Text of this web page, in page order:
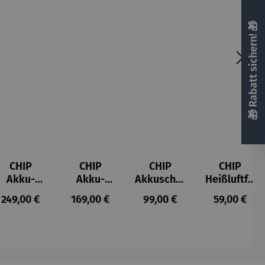
CHIP
Akku-
Staubsau
ger
Regulärer Preis:
249,00 €
CHIP
Akku-
Staubsau
ger DS02
Regulärer Preis:
169,00 €
CHIP
Akkuschra
uber
Regulärer Preis:
99,00 €
CHIP
Heißluftfri
tteuse
Regulärer
59,00 €
🎁 Rabatt sichern! 🎁